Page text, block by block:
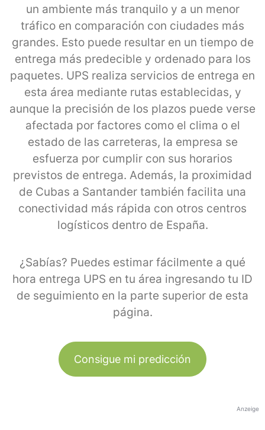
un ambiente más tranquilo y a un menor
tráfico en comparación con ciudades más
grandes. Esto puede resultar en un tiempo de
entrega más predecible y ordenado para los
paquetes. UPS realiza servicios de entrega en
esta área mediante rutas establecidas, y
aunque la precisión de los plazos puede verse
afectada por factores como el clima o el
estado de las carreteras, la empresa se
esfuerza por cumplir con sus horarios
previstos de entrega. Además, la proximidad
de Cubas a Santander también facilita una
conectividad más rápida con otros centros
logísticos dentro de España.
¿Sabías? Puedes estimar fácilmente a qué
hora entrega UPS en tu área ingresando tu ID
de seguimiento en la parte superior de esta
página.
Consigue mi predicción
Anzeige